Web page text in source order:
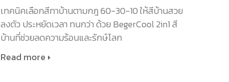
เทคนิคเลือกสีทาบ้านตามกฎ 60-30-10 ให้สีบ้านสวย
ลงตัว ประหยัดเวลา ทนกว่า ด้วย BegerCool 2in1 สี
บ้านที่ช่วยลดความร้อนและรักษ์โลก
Read more